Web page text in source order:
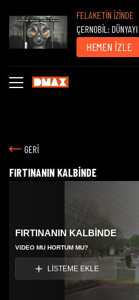
FELAKETİN İZİNDE
ÇERNOBİL:
HEMEN İZLE
GERİ
FIRTINANIN KALBİNDE
FIRTINANIN KALBİNDE
VIDEO MU HORTUM MU?
LİSTEME EKLE